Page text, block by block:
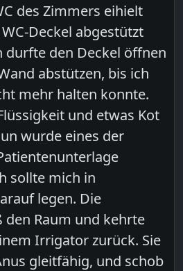
des Zimmers eihielt
Deckel abgestützt
durfte den Deckel öffnen
abstützen, bis ich
mehr halten konnte.
und etwas Kot
wurde eines der
sollte mich in
legen. Die
den Raum und kehrte
Irrigator zurück. Sie
gleitfähig, und schob